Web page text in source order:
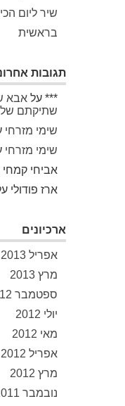
שיר ליום
בראשית
תגובות
*** על אבא
שתיקתם של
שימי מזרחי
שימי מזרחי
אביחי קמחי
ארז פודולי
ארכיונים
אפריל 2013
מרץ 2013
ספטמבר 2012
יולי 2012
מאי 2012
אפריל 2012
מרץ 2012
נובמבר 2011